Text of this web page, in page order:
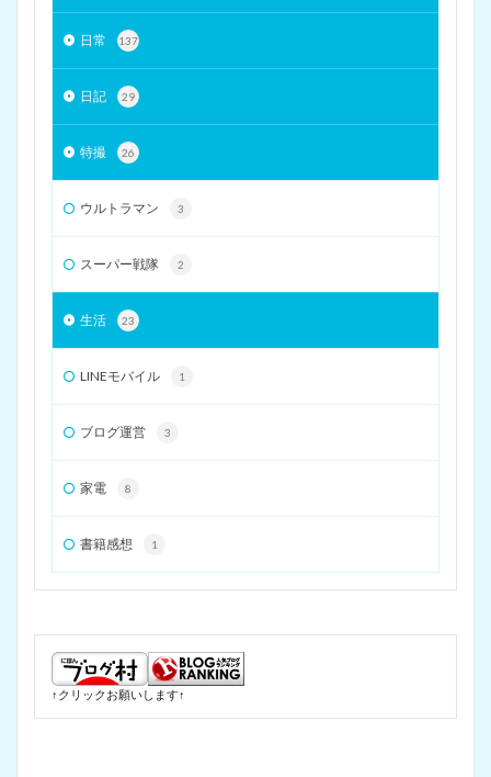
日常 137
日記 29
特撮 26
ウルトラマン 3
スーパー戦隊 2
生活 23
LINEモバイル 1
ブログ運営 3
家電 8
書籍感想 1
↑クリックお願いします↑